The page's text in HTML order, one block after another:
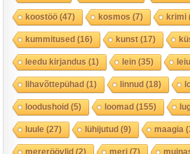
koostöö(47) kosmos (7) krimi
kummitused(16) kunst(17)
leedu kirjandus (1) lein(35)
lihavõttepühad(1) linnud(18)
loodushoid(5) loomad(155)
luule (27) lühijutud(9) maagia
mereröövlid(2) meri(7)